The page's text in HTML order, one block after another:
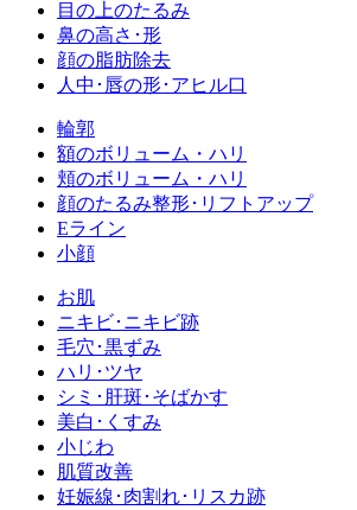
目の上のたるみ
鼻の高さ･形
顔の脂肪除去
人中･唇の形･アヒル口
輪郭
額のボリューム・ハリ
頬のボリューム・ハリ
顔のたるみ整形･リフトアップ
Eライン
小顔
お肌
ニキビ･ニキビ跡
毛穴･黒ずみ
ハリ･ツヤ
シミ･肝斑･そばかす
美白･くすみ
小じわ
肌質改善
妊娠線･肉割れ･リスカ跡